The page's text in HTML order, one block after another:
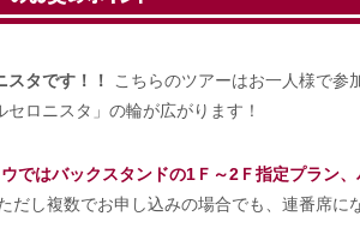
スタです！！
こちらのツアーはお一人様で参
セロニスタ」の輪が広がります！
ではバックスタンドの1Ｆ～2Ｆ指定プラン
だし複数でお申し込みの場合でも、連番席に